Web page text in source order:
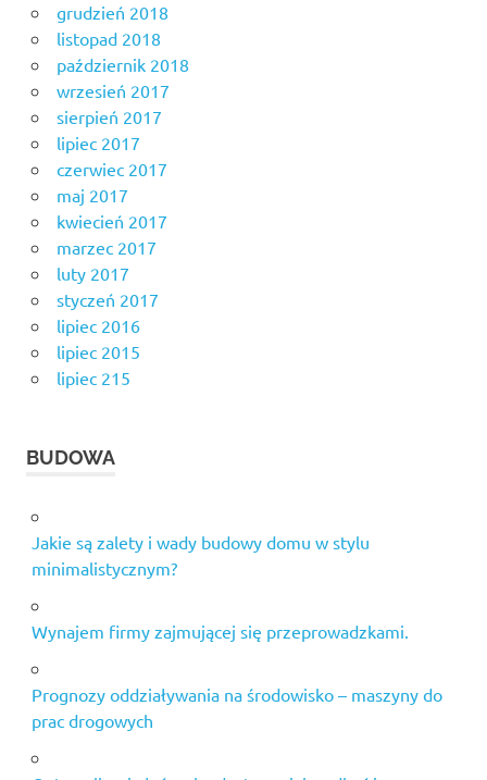
grudzień 2018
listopad 2018
październik 2018
wrzesień 2017
sierpień 2017
lipiec 2017
czerwiec 2017
maj 2017
kwiecień 2017
marzec 2017
luty 2017
styczeń 2017
lipiec 2016
lipiec 2015
lipiec 215
BUDOWA
Jakie są zalety i wady budowy domu w stylu
minimalistycznym?
Wynajem firmy zajmującej się przeprowadzkami.
Prognozy oddziaływania na środowisko – maszyny do
prac drogowych